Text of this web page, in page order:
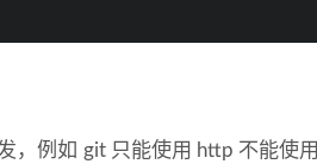
，例如 git 只能使用 http 不能使用